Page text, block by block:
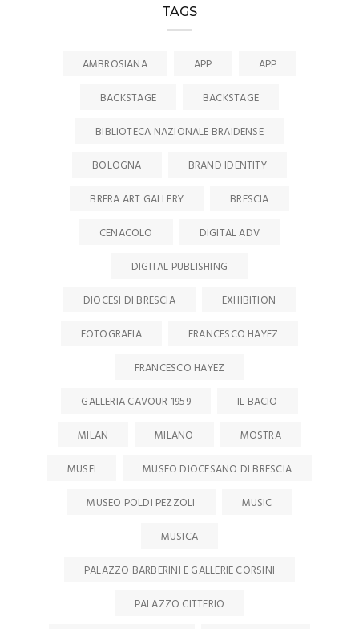
TAGS
AMBROSIANA APP
APP
BACKSTAGE
BACKSTAGE
BIBLIOTECA NAZIONALE BRAIDENSE
BOLOGNA
BRAND IDENTITY
BRERA ART GALLERY
BRESCIA
CENACOLO
DIGITAL ADV
DIGITAL PUBLISHING
DIOCESI DI BRESCIA
EXHIBITION
FOTOGRAFIA
FRANCESCO HAYEZ
FRANCESCO HAYEZ
GALLERIA CAVOUR 1959
IL BACIO
MILAN
MILANO
MOSTRA
MUSEI
MUSEO DIOCESANO DI BRESCIA
MUSEO POLDI PEZZOLI
MUSIC
MUSICA
PALAZZO BARBERINI E GALLERIE CORSINI
PALAZZO CITTERIO